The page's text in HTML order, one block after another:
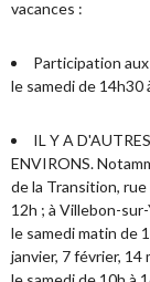
vacances :
Participation
le samedi de 14h30
IL Y A
ENVIRONS.
de la Transition,
12h ; à Villebon-
le samedi matin de
janvier, 7 février, 14